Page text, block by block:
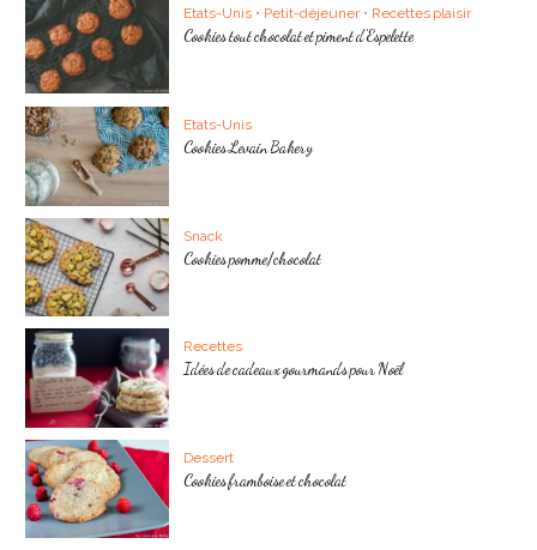
Etats-Unis • Petit-déjeuner • Recettes plaisir
Cookies tout chocolat et piment d’Espelette
Etats-Unis
Cookies Levain Bakery
Snack
Cookies pomme/chocolat
Recettes
Idées de cadeaux gourmands pour Noël
Dessert
Cookies framboise et chocolat